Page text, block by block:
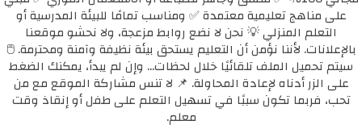
على مناهج تعليمية معتمدة ✅ ومناسب تمامًا للبيئة المدرسية أو
التعلم المنزلي 💡 نحن لا نضع روابط مزعجة، ولا نحشو موقعنا
بالإعلانات. لأننا نؤمن أن التعليم يستحق بيئة نظيفة وآمنة ومحترمة. 🖱️
سيتم تحميل الملف تلقائيًا خلال لحظات... وإن لم يبدأ، يمكنك الضغط
على الزر أدناه لإعادة المحاولة. 📌 لا تنس مشاركة الموقع مع من
تحب، فربما تكون سببًا في تسهيل التعلم على طفل أو إنقاذ وقت
معلم.